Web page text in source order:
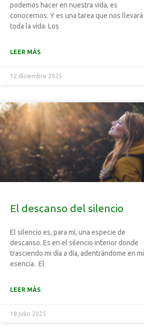
podemos hacer en nuestra vida, es
conocernos. Y es una tarea que nos llevará
toda la vida. Los
LEER MÁS
12 diciembre 2025
El descanso del silencio
El silencio es, para mí, una especie de
descanso. Es en el silencio interior donde
trasciendo mi día a día, adentrándome en mi
esencia. El
LEER MÁS
18 julio 2025